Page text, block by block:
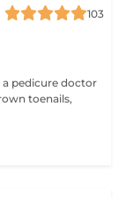
103
toenails,